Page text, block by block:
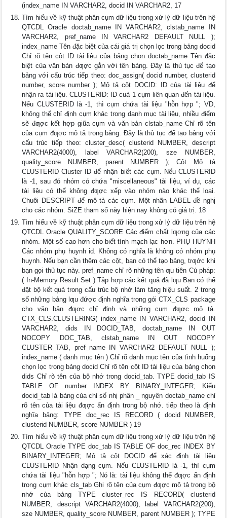
(index_name IN VARCHAR2, docid IN VARCHAR2, 17
Tìm hiểu về kỹ thuật phân cụm dữ liệu trong xử lý dữ liệu trên hệ
QTCDL Oracle doctab_name IN VARCHAR2, clstab_name IN
VARCHAR2, pref_name IN VARCHAR2 DEFAULT NULL );
index_name Tên đặc biệt của cái giá trị chọn lọc trong bảng docid
Chỉ rõ tên cột ID tài liệu của bảng chọn doctab_name Tên đặc
biệt của văn bản đƣợc gắn với tên bảng. Đây là thủ tục để tạo
bảng với cấu trúc tiếp theo: doc_assign( docid number, clusterid
number, score number ); Mô tả cột DOCID: ID của tài liệu để
nhận ra tài liệu. CLUSTERID: ID cuả 1 cụm liên quan đến tài liệu.
Nếu CLUSTERID là -1, thì cụm chứa tài liệu "hỗn hợp "; VD,
không thể chỉ định cụm khác trong danh mục tài liệu, nhiều điểm
sẽ đƣợc kết hợp giũa cụm và văn bản clstab_name Chỉ rõ tên
của cụm đƣợc mô tả trong bảng. Đây là thủ tục để tạo bảng với
cấu trúc tiếp theo: cluster_desc( clusterid NUMBER, descript
VARCHAR2(4000), label VARCHAR2(200), sze NUMBER,
quality_score NUMBER, parent NUMBER ); Cột Mô tả
CLUSTERID Cluster ID để nhận biết các cụm. Nếu CLUSTERID
là -1, sau đó nhóm có chứa "miscellaneous" tài liệu, ví dụ, các
tài liệu có thể không đƣợc xếp vào nhóm nào khác thể loại.
Chuôi DESCRIPT để mô tả các cụm. Một nhãn LABEL đề nghị
cho các nhóm. SiZE tham số này hiện nay không có giá trị. 18
Tìm hiểu về kỹ thuật phân cụm dữ liệu trong xử lý dữ liệu trên hệ
QTCDL Oracle QUALITY_SCORE Các điểm chất lƣợng của các
nhóm. Một số cao hơn cho biết tính mạch lạc hơn. PHỤ HUYNH
Các nhóm phụ huynh id. Không có nghĩa là không có nhóm phụ
huynh. Nếu bạn cần thêm các cột, bạn có thể tạo bảng, trƣớc khi
bạn gọi thủ tục này. pref_name chỉ rõ những tên ƣu tiên Cú pháp:
( In-Memory Result Set ) Tập hợp các kết quả đã lƣu Bạn có thể
đặt bộ kết quả trong cấu trúc bộ nhớ làm tăng hiệu suất. 2 trong
số những bảng lƣu đứợc định nghĩa trong gói CTX_CLS package
cho văn bản đƣợc chỉ định và những cụm đƣợc mô tả.
CTX_CLS.CLUSTERING( index_name IN VARCHAR2, docid IN
VARCHAR2, dids IN DOCID_TAB, doctab_name IN OUT
NOCOPY DOC_TAB, clstab_name IN OUT NOCOPY
CLUSTER_TAB, pref_name IN VARCHAR2 DEFAULT NULL );
index_name ( danh mục tên ) Chỉ rõ danh mục tên của tình huống
chọn lọc trong bảng docid Chỉ rõ tên cột ID tài liệu của bảng chọn
dids Chỉ rõ tên của bộ nhớ trong docid_tab. TYPE docid_tab IS
TABLE OF number INDEX BY BINARY_INTEGER; Kiểu
docid_tab là bảng của chỉ số nhị phân _ nguyên doctab_name chỉ
rõ tên của tài liệu đƣợc ấn định trong bộ nhớ. tiếp theo là định
nghĩa bảng: TYPE doc_rec IS RECORD ( docid NUMBER,
clusterid NUMBER, score NUMBER ) 19
Tìm hiểu về kỹ thuật phân cụm dữ liệu trong xử lý dữ liệu trên hệ
QTCDL Oracle TYPE doc_tab IS TABLE OF doc_rec INDEX BY
BINARY_INTEGER; Mô tả cột DOCID để xác định tài liệu
CLUSTERID Nhận dạng cụm. Nếu CLUSTERID là -1, thì cụm
chứa tài liệu "hỗn hợp "; Nó là: tài liệu không thể đƣợc ấn định
trong cụm khác cls_tab Ghi rõ tên của cụm đƣợc mô tả trong bộ
nhớ của bảng TYPE cluster_rec IS RECORD( clusterid
NUMBER, descript VARCHAR2(4000), label VARCHAR2(200),
sze NUMBER, quality_score NUMBER, parent NUMBER ); TYPE